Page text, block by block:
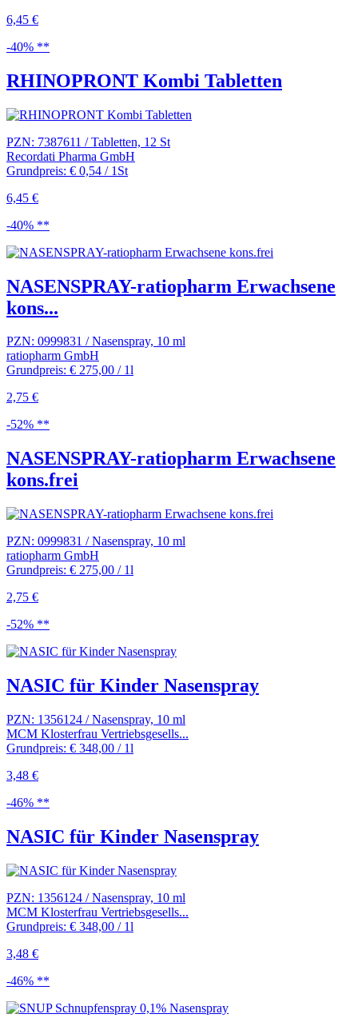
6,45 €
-40% **
RHINOPRONT Kombi Tabletten
PZN: 7387611 / Tabletten, 12 St
Recordati Pharma GmbH
Grundpreis: € 0,54 / 1St
6,45 €
-40% **
NASENSPRAY-ratiopharm Erwachsene
kons...
PZN: 0999831 / Nasenspray, 10 ml
ratiopharm GmbH
Grundpreis: € 275,00 / 1l
2,75 €
-52% **
NASENSPRAY-ratiopharm Erwachsene
kons.frei
PZN: 0999831 / Nasenspray, 10 ml
ratiopharm GmbH
Grundpreis: € 275,00 / 1l
2,75 €
-52% **
NASIC für Kinder Nasenspray
PZN: 1356124 / Nasenspray, 10 ml
MCM Klosterfrau Vertriebsgesells...
Grundpreis: € 348,00 / 1l
3,48 €
-46% **
NASIC für Kinder Nasenspray
PZN: 1356124 / Nasenspray, 10 ml
MCM Klosterfrau Vertriebsgesells...
Grundpreis: € 348,00 / 1l
3,48 €
-46% **